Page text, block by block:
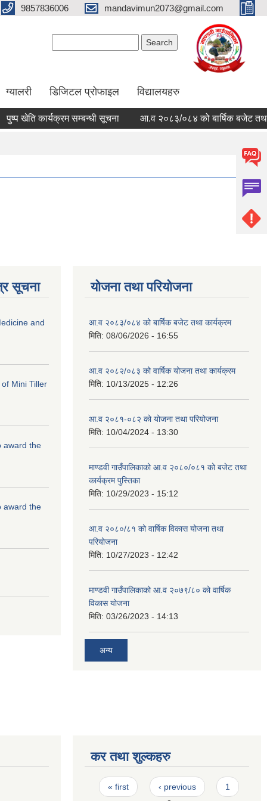
9857836006 mandavimun2073@gmail.com
ग्यालरी डिजिटल प्रोफाइल विद्यालयहरु
खेति कार्यक्रम सम्बन्धी सूचना आ.व २०८३/०८४ को बार्षिक बजेट तथा
सूचना
and
Mini Tiller
award the
award the
योजना तथा परियोजना
आ.व २०८३/०८४ को बार्षिक बजेट तथा कार्यक्रम
मिति: 08/06/2026 - 16:55
आ.व २०८२/०८३ को वार्षिक योजना तथा कार्यक्रम
मिति: 10/13/2025 - 12:26
आ.व २०८१-०८२ को योजना तथा परियोजना
मिति: 10/04/2024 - 13:30
माण्डवी गाउँपालिकाको आ.व २०८०/०८१ को बजेट तथा
कार्यक्रम पुस्तिका
मिति: 10/29/2023 - 15:12
आ.व २०८०/८१ को वार्षिक विकास योजना तथा
परियोजना
मिति: 10/27/2023 - 12:42
माण्डवी गाउँपालिकाको आ.व २०७९/८० को वार्षिक
विकास योजना
मिति: 03/26/2023 - 14:13
अन्य
कर तथा शुल्कहरु
Pages
« first ‹ previous
1